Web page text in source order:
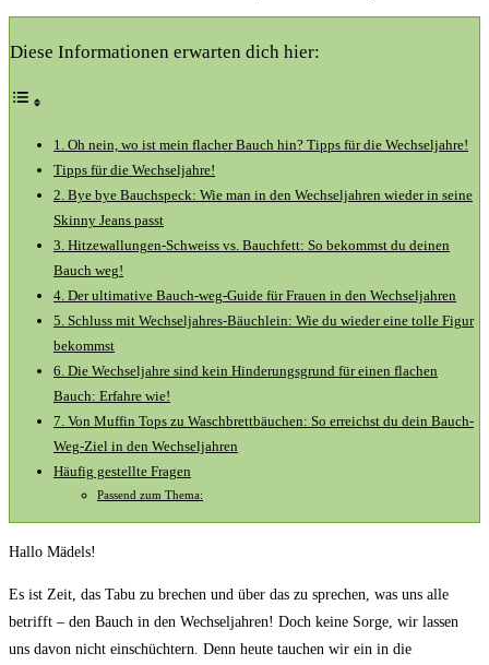
Diese Informationen erwarten dich hier:
1.‍ Oh nein, wo⁣ ist ⁤mein flacher Bauch hin? Tipps ⁢für die Wechseljahre!
Tipps für die ⁤Wechseljahre!
2. Bye bye Bauchspeck: Wie man in den Wechseljahren wieder in‌ seine
Skinny Jeans⁢ passt
3. ​Hitzewallungen-Schweiss vs. Bauchfett: So ‍bekommst du deinen
‍Bauch weg!
4. Der ultimative Bauch-weg-Guide für Frauen in den Wechseljahren
5. Schluss mit Wechseljahres-Bäuchlein: Wie du wieder eine tolle Figur
bekommst
6. Die Wechseljahre‍ sind kein Hinderungsgrund für einen flachen
Bauch: ‍Erfahre wie!
7. Von Muffin Tops zu Waschbrettbäuchen: So erreichst du dein Bauch-
Weg-Ziel in den Wechseljahren
Häufig gestellte Fragen
Passend zum Thema:
Hallo Mädels!
Es ist Zeit, das Tabu zu brechen ‍und über das zu sprechen, was uns alle
⁤betrifft – den Bauch in den Wechseljahren! Doch keine Sorge, wir lassen
uns davon nicht einschüchtern. Denn heute ‍tauchen wir ein ⁣in die